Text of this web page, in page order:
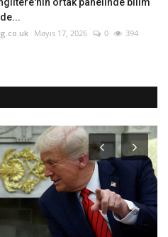
ortak panelinde bilim
Mayıs 17, 2026 0 394